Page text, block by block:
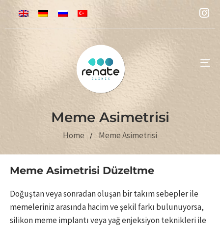
Meme Asimetrisi
Home Meme Asimetrisi
Meme Asimetrisi Düzeltme
Doğuştan veya sonradan oluşan bir takım sebepler ile
memeleriniz arasında hacim ve şekil farkı bulunuyorsa,
silikon meme implantı veya yağ enjeksiyon teknikleri ile